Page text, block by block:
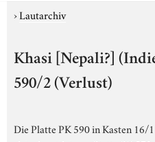
›Lautarchiv
Khasi [Nepali?]
590/2 (Verlust)
Die Platte PK 590 in Kasten 16/